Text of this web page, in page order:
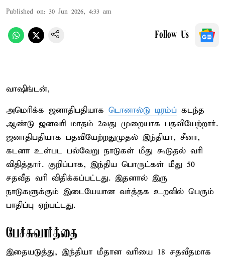
Published on: 30 Jun 2026, 4:33 am
Follow Us
வாஷிங்டன்,
அமெரிக்க ஜனாதிபதியாக டொனால்டு டிரம்ப் கடந்த
ஆண்டு ஜனவரி மாதம் 2வது முறையாக பதவியேற்றார்.
ஜனாதிபதியாக பதவியேற்றதுமுதல் இந்தியா, சீனா,
கடனா உள்பட பல்வேறு நாடுகள் மீது கூடுதல் வரி
விதித்தார். குறிப்பாக, இந்திய பொருட்கள் மீது 50
சதவீத வரி விதிக்கப்பட்டது. இதனால் இரு
நாடுகளுக்கும் இடையேயான வர்த்தக உறவில் பெரும்
பாதிப்பு ஏற்பட்டது.
பேச்சுவார்த்தை
இதையடுத்து, இந்தியா மீதான வரியை 18 சதவீதமாக